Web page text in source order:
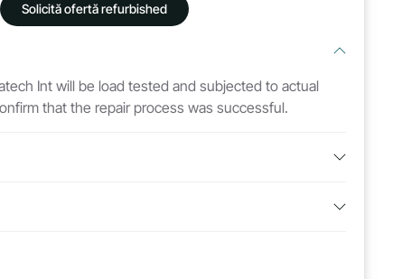
Solicită ofertă refurbished
Int will be load tested and subjected to actual
that the repair process was successful.